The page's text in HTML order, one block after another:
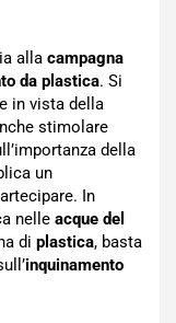
alla campagna
da plastica. Si
in vista della
stimolare
della
un
In
nelle acque del
di plastica, basta
inquinamento